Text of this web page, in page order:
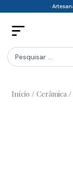
content
·
Search
...
Início / Cerâmica /